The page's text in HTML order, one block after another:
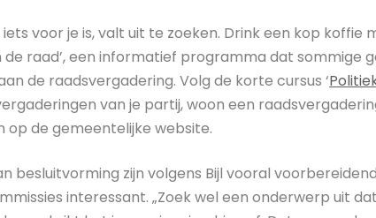
voor je is, valt uit te zoeken. Drink een kop koffie
de raad’, een informatief programma dat sommige
de raadsvergadering. Volg de korte cursus ‘
van je partij, woon een
op de gemeentelijke website.
besluitvorming zijn volgens Bijl vooral
interessant. „Zoek wel een onderwerp uit